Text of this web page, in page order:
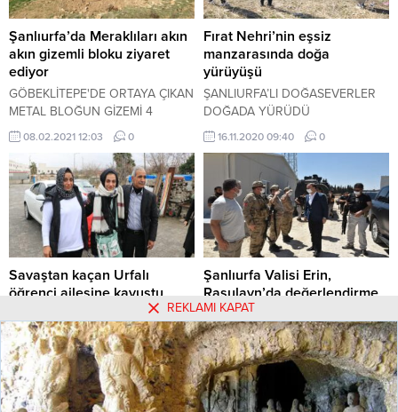
Şanlıurfa’da Meraklıları akın
akın gizemli bloku ziyaret
ediyor
GÖBEKLİTEPE'DE ORTAYA ÇIKAN
METAL BLOĞUN GİZEMİ 4
GÜNDÜR ÇÖZÜLEMEDİ
08.02.2021 12:03 0
Fırat Nehri’nin eşsiz
manzarasında doğa
yürüyüşü
ŞANLIURFA’LI DOĞASEVERLER
DOĞADA YÜRÜDÜ
16.11.2020 09:40 0
Savaştan kaçan Urfalı
öğrenci ailesine kavuştu
Savaştan kaçan Urfalı öğrenci
ailesine kavuştu
03.03.2022 14:16 0
Şanlıurfa Valisi Erin,
Rasulayn’da değerlendirme
toplantısına katıldı
Şanlıurfa Valisi Abdullah Erin,
Barış Pınarı Harekatı ile terörden
temizlenen Suriye'nin Rasulayn
ilçesinde değerlendirme
toplantısına katıldı.
27.07.2020 18:25 0
REKLAMI KAPAT